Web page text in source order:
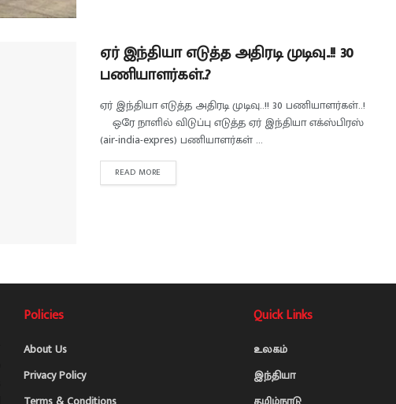
ஏர் இந்தியா எடுத்த அதிரடி முடிவு..!! 30
பணியாளர்கள்..?
ஏர் இந்தியா எடுத்த அதிரடி முடிவு..!! 30 பணியாளர்கள்..!
ஒரே நாளில் விடுப்பு எடுத்த ஏர் இந்தியா எக்ஸ்பிரஸ்
(air-india-expres) பணியாளர்கள் ...
READ MORE
Policies
About Us
Privacy Policy
Quick Links
உலகம்
இந்தியா